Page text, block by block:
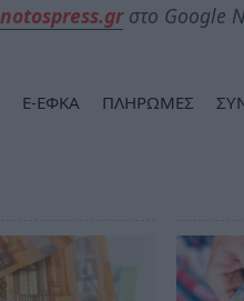
notospress.grστο Google
E-ΕΦΚΑ ΠΛΗΡΩΜΕΣ